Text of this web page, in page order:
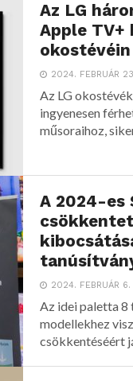
Az LG
Apple TV+
okostévéin
2024. FEBRUÁR
Az LG
ingyenesen
műsoraihoz,
A 2024-es
2024. FEBRUÁR 6.
Az idei paletta 8
modellekhez
csökkentéséért